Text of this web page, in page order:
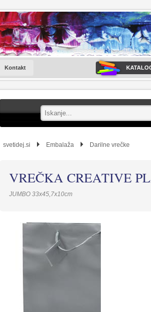
Kontakt
svetidej.si Embalaža Darilne vrečke
VREČKA CREATIVE
JUMBO 33x45,7x10cm